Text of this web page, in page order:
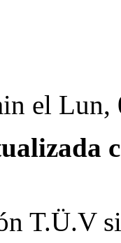
el Lun,
T.Ü.V